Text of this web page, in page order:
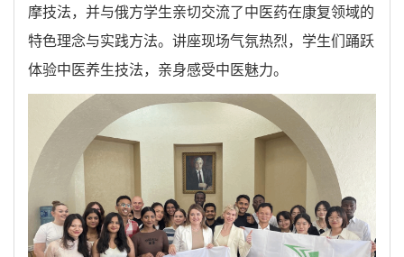
摩技法， 并与俄方学生亲切交流了中医药在康复领域的
特色理念与实践方法。讲座现场气氛热烈， 学生们 踊跃
体验中医养生技法， 亲身感受中医魅力。